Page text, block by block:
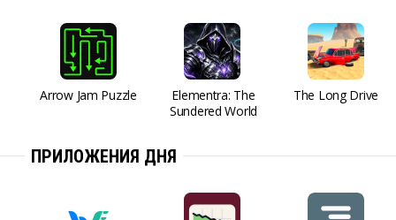
Arrow Jam Puzzle
Elementra: The
Sundered World
The Long Drive
ПРИЛОЖЕНИЯ ДНЯ